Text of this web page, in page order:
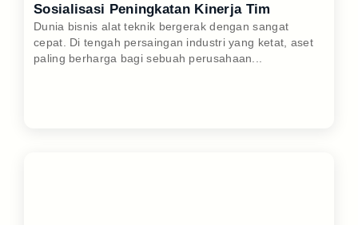
Sosialisasi Peningkatan Kinerja Tim
Dunia bisnis alat teknik bergerak dengan sangat
cepat. Di tengah persaingan industri yang ketat, aset
paling berharga bagi sebuah perusahaan...